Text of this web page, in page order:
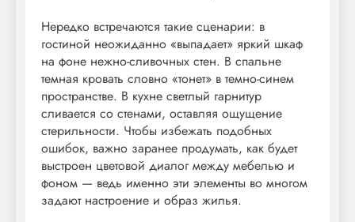
Нередко встречаются такие сценарии: в
гостиной неожиданно «выпадает» яркий шкаф
на фоне нежно-сливочных стен. В спальне
темная кровать словно «тонет» в темно-синем
пространстве. В кухне светлый гарнитур
сливается со стенами, оставляя ощущение
стерильности. Чтобы избежать подобных
ошибок, важно заранее продумать, как будет
выстроен цветовой диалог между мебелью и
фоном — ведь именно эти элементы во многом
задают настроение и образ жилья.